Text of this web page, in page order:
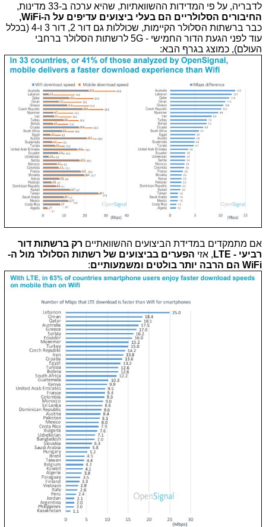
לדבריה, על פי המדידות ההשוואתיות, שהיא ערכה ב-33 מדינות,
החיבורים הסלולריים הם בעלי ביצועים עדיפים על ה-WiFi,
כבר ברשתות הסלולר הקיימות, שכוללות גם דור 2, דור 3 ו-4 (בכלל
עוד לפני הגעת הדור החמישי - 5G לרשתות הסלולר ברחבי
העולם), כמוצג בגרף הבא:
אם מתמקדים במדידת הביצועים ההשוואתיים רק ברשתות דור
רביעי - LTE
, אזי הפערים בביצועים של רשתות הסלולר מול ה-
WiFi הם הרבה יותר בולטים ומשמעותיים
: